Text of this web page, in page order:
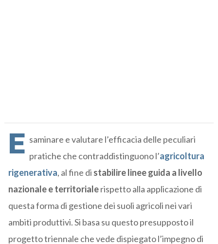
E saminare e valutare l’efficacia delle peculiari
pratiche che contraddistinguono l’agricoltura
rigenerativa, al fine di stabilire linee guida a livello
nazionale e territorialerispetto alla applicazione di
questa forma di gestione dei suoli agricoli nei vari
ambiti produttivi. Si basa su questo presupposto il
progetto triennale che vede dispiegato l’impegno di